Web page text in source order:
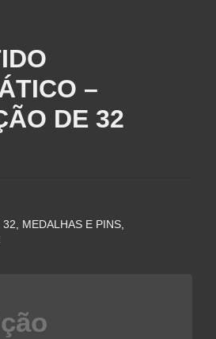
–
DE 32
32 MEDALHAS E PINS